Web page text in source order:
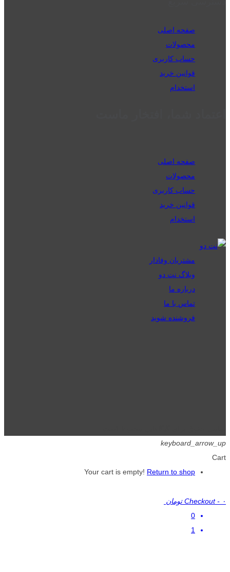
صفحه اصلی
محصولات
حساب کاربری
قوانین خرید
استخدام
صفحه اصلی
محصولات
حساب کاربری
قوانین خرید
استخدام
مشتریان وفادار
وبلاگ نت دو
درباره ما
تماس با ما
فروشنده شوید
keyboard_arrow_up
Cart
Your cart is empty! Return to shop
Checkout - ۰ تومان
0
1